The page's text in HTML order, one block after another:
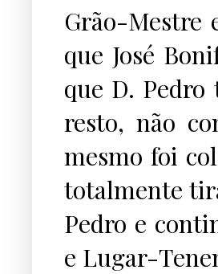
Grão-Mestre
que José
que D.
resto, não
mesmo foi
totalmente
Pedro e
e Lugar-